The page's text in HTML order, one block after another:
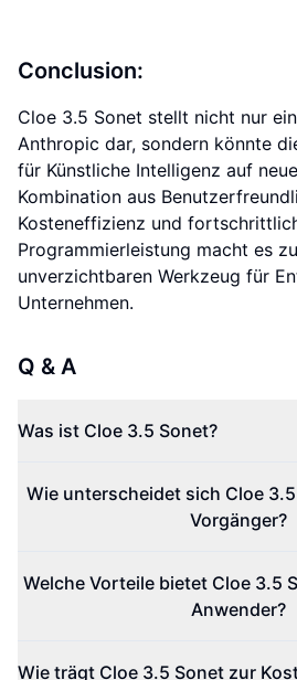
Conclusion:
Cloe 3.5 Sonet stellt nicht nur
Anthropic dar, sondern könnte
für Künstliche Intelligenz auf
Kombination aus
Kosteneffizienz und
Programmierleistung macht es
unverzichtbaren Werkzeug für
Unternehmen.
Q & A
Was ist Cloe 3.5 Sonet?
Wie unterscheidet sich Cloe
Vorgänger?
Welche Vorteile bietet Cloe 3.5
Anwender?
Wie trägt Cloe 3.5 Sonet zur